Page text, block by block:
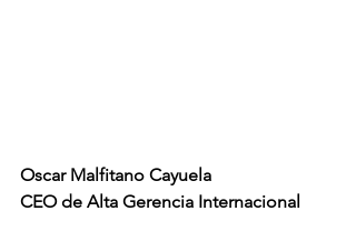
Oscar Malfitano Cayuela
CEO de Alta Gerencia Internacional